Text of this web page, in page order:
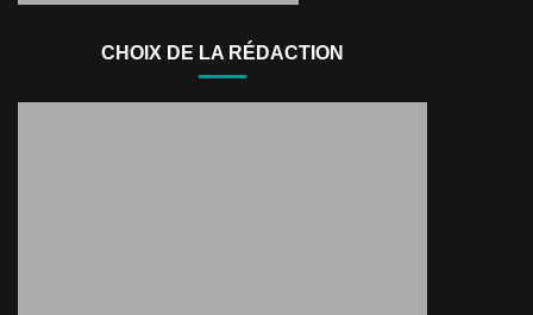
CHOIX DE LA RÉDACTION